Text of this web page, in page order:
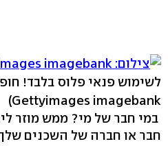
לשימוש פנאי פלוס בלבד!
Gettyimages imagebank)
במי חבר של מי? ממש מוזר
חבר או חברה של השכנים